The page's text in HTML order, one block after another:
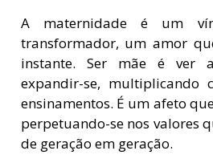
A maternidade é um
transformador, um amor
instante. Ser mãe é ver
expandir-se, multiplicando
ensinamentos. É um afeto
perpetuando-se nos valores
de geração em geração.